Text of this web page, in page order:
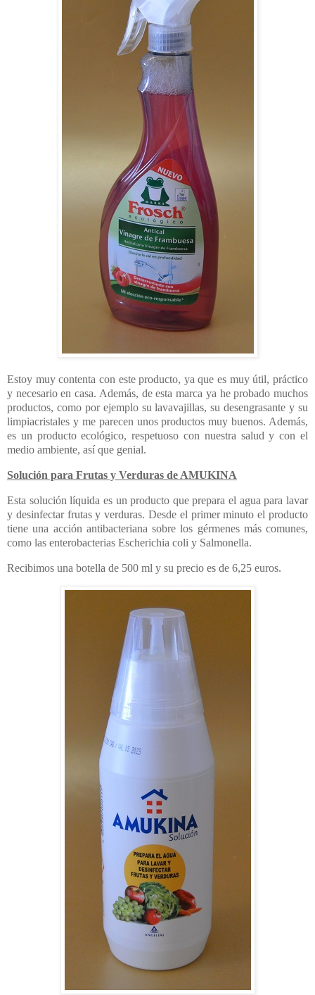
Estoy muy contenta con este producto, ya que es muy útil, práctico
y necesario en casa. Además, de esta marca ya he probado muchos
productos, como por ejemplo su lavavajillas, su desengrasante y su
limpiacristales y me parecen unos productos muy buenos. Además,
es un producto ecológico, respetuoso con nuestra salud y con el
medio ambiente, así que genial.
Solución para Frutas y Verduras de AMUKINA
Esta solución líquida es un producto que prepara el agua para lavar
y desinfectar frutas y verduras. Desde el primer minuto el producto
tiene una acción antibacteriana sobre los gérmenes más comunes,
como las enterobacterias Escherichia coli y Salmonella.
Recibimos una botella de 500 ml y su precio es de 6,25 euros.